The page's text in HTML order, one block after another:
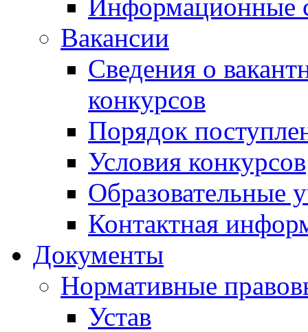
Информационные
Вакансии
Сведения о
конкурсов
Порядок
Условия конкурсов
Образовательные
Контактная
Документы
Нормативные
Устав